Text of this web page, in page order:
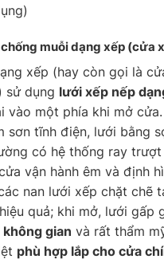
muỗidạng xếp (cửa
xếp (hay còn gọi là
sử dụng lưới xếp nếp
vào một phía khi mở
sơn tĩnh điện, lưới bằng
có hệ thống ray
vận hành êm và định
nan lưới xếp chặt chẽ
quả; khi mở, lưới gấp
gian và rất thẩm
phù hợp lắp cho cửa